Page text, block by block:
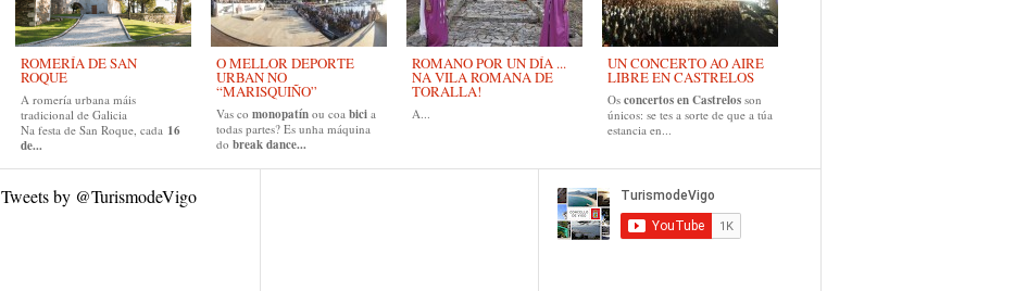
ROMERÍA DE SAN
ROQUE
A romería urbana máis
tradicional de Galicia
Na festa de San Roque, cada 16
de...
O MELLOR DEPORTE
URBAN NO
“MARISQUIÑO”
Vas co monopatín ou coa bici a
todas partes? Es unha máquina
do break dance...
ROMANO POR UN DÍA ...
NA VILA ROMANA DE
TORALLA!
A...
UN CONCERTO AO AIRE
LIBRE EN CASTRELOS
Os concertos en Castrelos son
únicos: se tes a sorte de que a túa
estancia en...
Tweets by @TurismodeVigo